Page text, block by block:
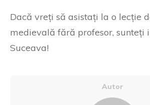
Dacă vreți să asistați la o lecție
medievală fără profesor, sunteți
Suceava!
Autor